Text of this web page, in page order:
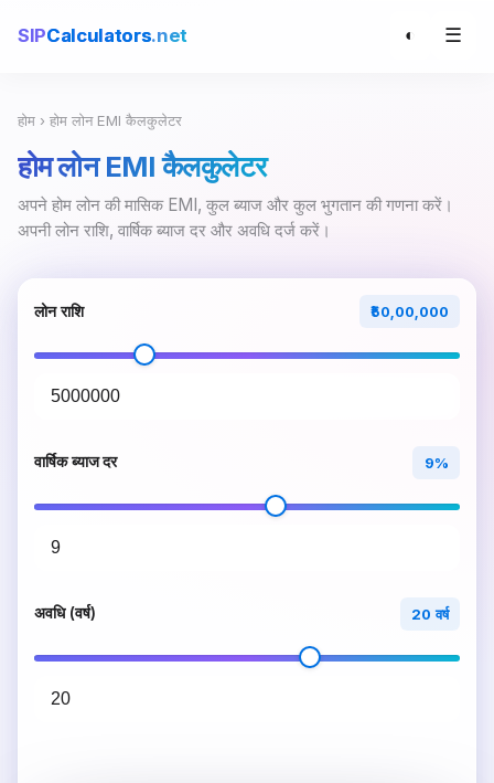
SIPCalculators.net ◐ ☰
होम › होम लोन EMI कैलकुलेटर
होम लोन EMI कैलकुलेटर
अपने होम लोन की मासिक EMI, कुल ब्याज और कुल भुगतान की गणना करें।
अपनी लोन राशि, वार्षिक ब्याज दर और अवधि दर्ज करें।
लोन राशि ₹50,00,000
वार्षिक ब्याज दर 9%
अवधि (वर्ष) 20 वर्ष